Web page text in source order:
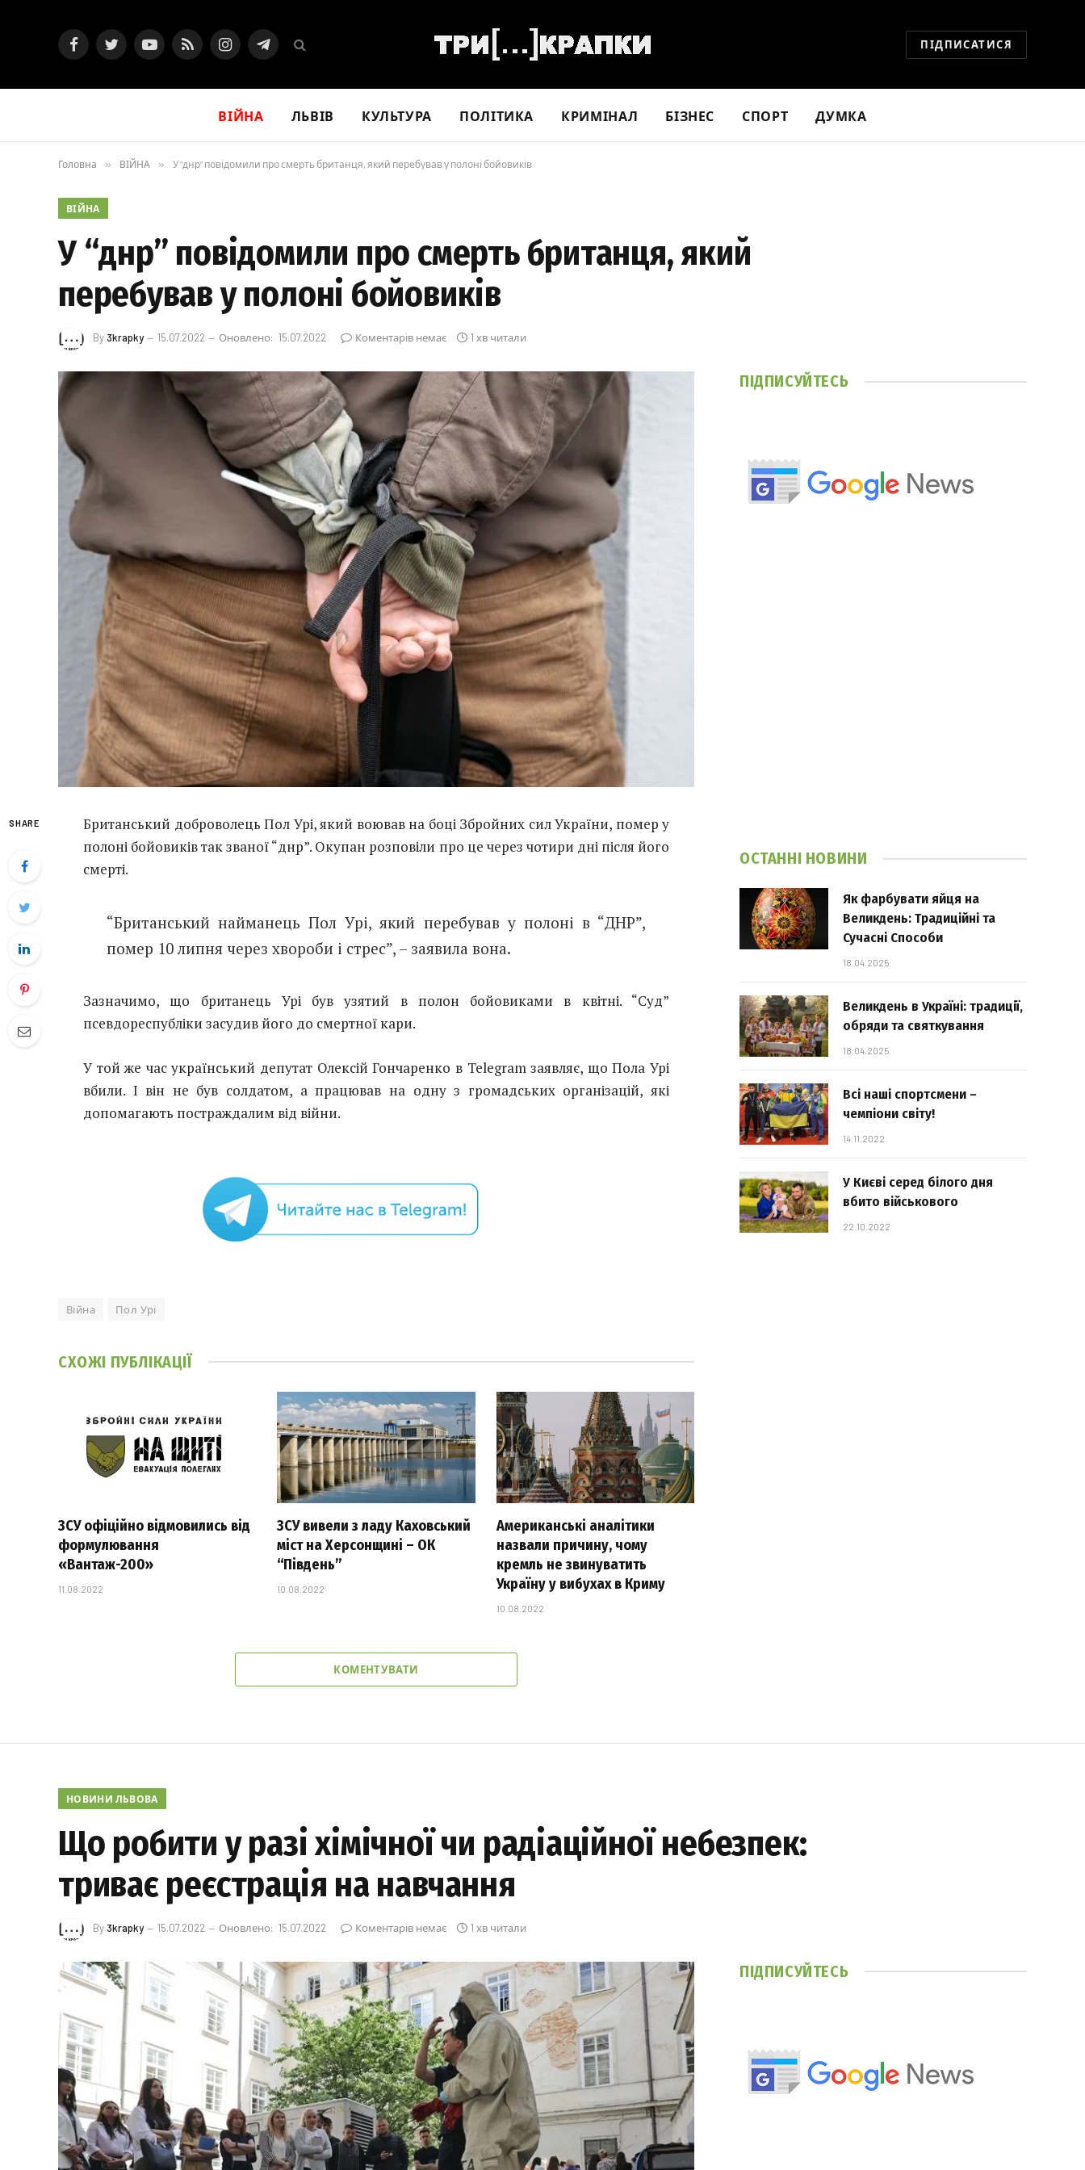
FacebookTwitterYouTubeRSS InstagramTelegram ПІДПИСАТИСЯ
ВІЙНА ЛЬВІВ КУЛЬТУРА ПОЛІТИКА КРИМІНАЛ БІЗНЕС СПОРТ ДУМКА
Головна » ВІЙНА » У “днр” повідомили про смерть британця, який перебував у полоні бойовиків
ВІЙНА
У “днр” повідомили про смерть британця, який
перебував у полоні бойовиків
By 3krapky 15.07.2022 Оновлено: 15.07.2022 Коментарів немає 1 хв читали
SHARE
Британський доброволець Пол Урі, який воював на боці Збройних сил України, помер у
полоні бойовиків так званої “днр”. Окупан розповіли про це через чотири дні після його
смерті.
“Британський найманець Пол Урі, який перебував у полоні в “ДНР”,
помер 10 липня через хвороби і стрес”, – заявила вона.
Зазначимо, що британець Урі був узятий в полон бойовиками в квітні. “Суд”
псевдореспубліки засудив його до смертної кари.
У той же час український депутат Олексій Гончаренко в Telegram заявляє, що Пола Урі
вбили. І він не був солдатом, а працював на одну з громадських організацій, які
допомагають постраждалим від війни.
Війна Пол Урі
СХОЖІ ПУБЛІКАЦІЇ
ЗСУ офіційно відмовились від
формулювання
«Вантаж-200»
11.08.2022
ЗСУ вивели з ладу Каховський
міст на Херсонщині – ОК
“Південь”
10.08.2022
Американські аналітики
назвали причину, чому
кремль не звинуватить
Україну у вибухах в Криму
10.08.2022
КОМЕНТУВАТИ
ПІДПИСУЙТЕСЬ
ОСТАННІ НОВИНИ
Як фарбувати яйця на
Великдень: Традиційні та
Сучасні Способи
18.04.2025
Великдень в Україні: традиції,
обряди та святкування
18.04.2025
Всі наші спортсмени –
чемпіони світу!
14.11.2022
У Києві серед білого дня
вбито військового
22.10.2022
НОВИНИ ЛЬВОВА
Що робити у разі хімічної чи радіаційної небезпек:
триває реєстрація на навчання
By 3krapky 15.07.2022 Оновлено: 15.07.2022 Коментарів немає 1 хв читали
ПІДПИСУЙТЕСЬ